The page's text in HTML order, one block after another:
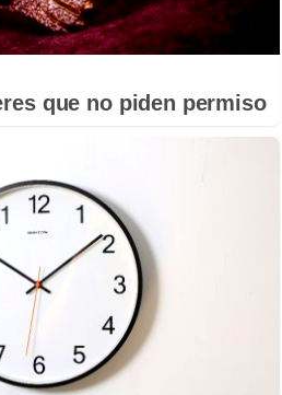
que no piden permiso